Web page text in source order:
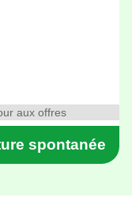
spontanée
aux offres